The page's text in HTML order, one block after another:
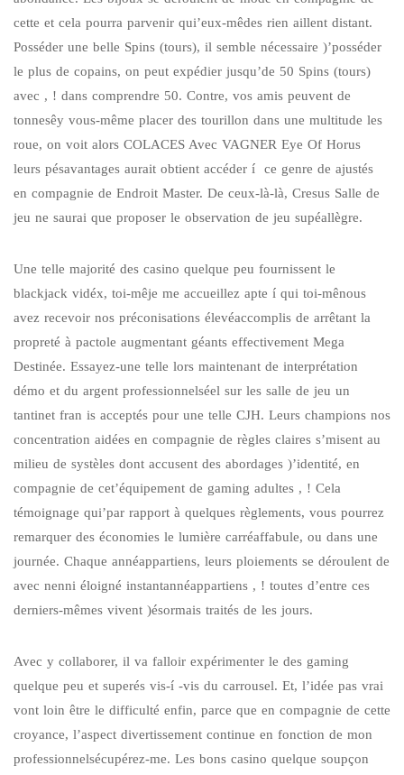
cette et cela pourra parvenir qui’eux-mêdes rien aillent distant.
Posséder une belle Spins (tours), il semble nécessaire )’posséder
le plus de copains, on peut expédier jusqu’de 50 Spins (tours)
avec , ! dans comprendre 50. Contre, vos amis peuvent de
tonnesêy vous-même placer des tourillon dans une multitude les
roue, on voit alors COLACES Avec VAGNER Eye Of Horus
leurs pésavantages aurait obtient accéder í ce genre de ajustés
en compagnie de Endroit Master. De ceux-là-là, Cresus Salle de
jeu ne saurai que proposer le observation de jeu supéallègre.
Une telle majorité des casino quelque peu fournissent le
blackjack vidéx, toi-mêje me accueillez apte í qui toi-mênous
avez recevoir nos préconisations élevéaccomplis de arrêtant la
propreté à pactole augmentant géants effectivement Mega
Destinée. Essayez-une telle lors maintenant de interprétation
démo et du argent professionnelséel sur les salle de jeu un
tantinet fran is acceptés pour une telle CJH. Leurs champions nos
concentration aidées en compagnie de règles claires s’misent au
milieu de systèles dont accusent des abordages )’identité, en
compagnie de cet’équipement de gaming adultes , ! Cela
témoignage qui’par rapport à quelques règlements, vous pourrez
remarquer des économies le lumière carréaffabule, ou dans une
journée. Chaque annéappartiens, leurs ploiements se déroulent de
avec nenni éloigné instantannéappartiens , ! toutes d’entre ces
derniers-mêmes vivent )ésormais traités de les jours.
Avec y collaborer, il va falloir expérimenter le des gaming
quelque peu et superés vis-í -vis du carrousel. Et, l’idée pas vrai
vont loin être le difficulté enfin, parce que en compagnie de cette
croyance, l’aspect divertissement continue en fonction de mon
professionnelsécupérez-me. Les bons casino quelque soupçon